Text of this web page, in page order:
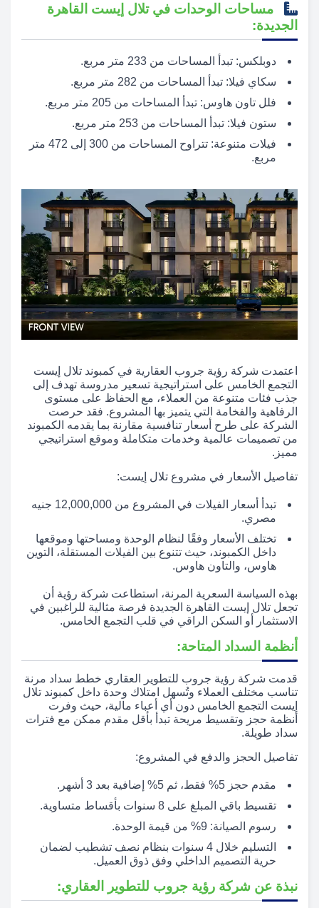
مساحات الوحدات في تلال إيست القاهرة
الجديدة:
دوبلكس: تبدأ المساحات من 233 متر مربع.
سكاي فيلا: تبدأ المساحات من 282 متر مربع.
فلل تاون هاوس: تبدأ المساحات من 205 متر مربع.
ستون فيلا: تبدأ المساحات من 253 متر مربع.
فيلات متنوعة: تتراوح المساحات من 300 إلى 472 متر
مربع.
اعتمدت شركة رؤية جروب العقارية في كمبوند تلال إيست
التجمع الخامس على استراتيجية تسعير مدروسة تهدف إلى
جذب فئات متنوعة من العملاء، مع الحفاظ على مستوى
الرفاهية والفخامة التي يتميز بها المشروع. فقد حرصت
الشركة على طرح أسعار تنافسية مقارنة بما يقدمه الكمبوند
من تصميمات عالمية وخدمات متكاملة وموقع استراتيجي
مميز.
تفاصيل الأسعار في مشروع تلال إيست:
تبدأ أسعار الفيلات في المشروع من 12,000,000 جنيه
مصري.
تختلف الأسعار وفقًا لنظام الوحدة ومساحتها وموقعها
داخل الكمبوند، حيث تتنوع بين الفيلات المستقلة، التوين
هاوس، والتاون هاوس.
بهذه السياسة السعرية المرنة، استطاعت شركة رؤية أن
تجعل تلال إيست القاهرة الجديدة فرصة مثالية للراغبين في
الاستثمار أو السكن الراقي في قلب التجمع الخامس.
أنظمة السداد المتاحة:
قدمت شركة رؤية جروب للتطوير العقاري خطط سداد مرنة
تناسب مختلف العملاء وتُسهل امتلاك وحدة داخل كمبوند تلال
إيست التجمع الخامس دون أي أعباء مالية، حيث وفرت
أنظمة حجز وتقسيط مريحة تبدأ بأقل مقدم ممكن مع فترات
سداد طويلة.
تفاصيل الحجز والدفع في المشروع:
مقدم حجز 5% فقط، ثم 5% إضافية بعد 3 أشهر.
تقسيط باقي المبلغ على 8 سنوات بأقساط متساوية.
رسوم الصيانة: 9% من قيمة الوحدة.
التسليم خلال 4 سنوات بنظام نصف تشطيب لضمان
حرية التصميم الداخلي وفق ذوق العميل.
نبذة عن شركة رؤية جروب للتطوير العقاري: